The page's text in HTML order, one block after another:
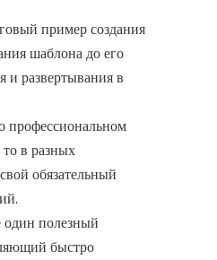
пример создания
шаблона до его
и развертывания в
профессиональном
в разных
обязательный
полезный
быстро